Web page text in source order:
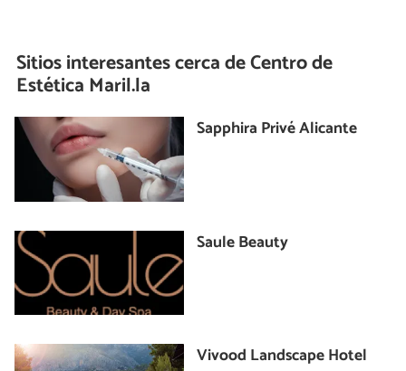
Sitios interesantes cerca deCentro de
Estética Maril.la
Sapphira Privé Alicante
Saule Beauty
Vivood Landscape Hotel